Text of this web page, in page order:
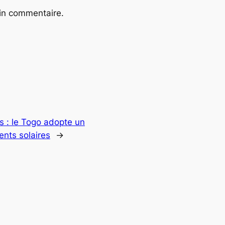
commentaire.
: le Togo adopte un
solaires
→